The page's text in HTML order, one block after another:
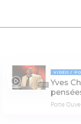
57:22
VIDÉO
Yves
Porte